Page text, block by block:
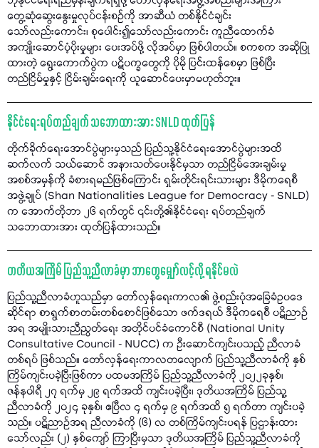
တွေ့ဆုံဆွေးနွေးမှုလုပ်ငန်းစဥ်ကို အာဆီယံ တစ်နိုင်ငံချင်း
သော်လည်းကောင်း၊ စုပေါင်း၍သော်လည်းကောင်း ကူညီထောက်ခံ
အကျိုးဆောင်ပံ့ပိုးမှုများ ပေးအပ်ဖို့ လိုအပ်မှာ ဖြစ်ပါတယ်။ စကစက အဆိုပြု
ထားတဲ့ ရွေးကောက်ပွဲက ပဋိပက္ခတွေကို ပိုမို ပြင်းထန်စေမှာ ဖြစ်ပြီး
တည်ငြိမ်မှုနှင့် ငြိမ်းချမ်းရေးကို ယူဆောင်ပေးမှာမဟုတ်ဘူး။
နိုင်ငံရေးရပ်တည်ချက် သဘောထားအား SNLD ထုတ်ပြန်
တိုက်ခိုက်ရေးအောင်ပွဲများမှသည် ပြည်သူ့နိုင်ငံရေးအောင်ပွဲများအထိ
ဆက်လက် သယ်ဆောင် အနားသတ်ပေးနိုင်မှသာ တည်ငြိမ်အေးချမ်းမှု
အစစ်အမှန်ကို ခံစားရမည်ဖြစ်ကြောင်း ရှမ်းတိုင်းရင်းသားများ ဒီမိုကရေစီ
အဖွဲ့ချုပ် (Shan Nationalities League for Democracy - SNLD)
က အောက်တိုဘာ ၂၆ ရက်တွင် ၎င်းတို့၏နိုင်ငံရေး ရပ်တည်ချက်
သဘောထားအား ထုတ်ပြန်ထားသည်။
တတိယအကြိမ် ပြည်သူ့ညီလာခံမှာ ဘာတွေမျှော်လင့်လို့ ရနိုင်မလဲ
ပြည်သူ့ညီလာခံဟူသည်မှာ တော်လှန်ရေးကာလ၏ ဖွဲ့စည်းပုံအခြေခံဥပဒေ
ဆိုင်ရာ စာရွက်စာတမ်းတစ်စောင်ဖြစ်သော ဖက်ဒရယ် ဒီမိုကရေစီ ပဋိညာဉ်
အရ အမျိုးသားညီညွတ်ရေး အတိုင်ပင်ခံကောင်စီ (National Unity
Consultative Council - NUCC) က ဦးဆောင်ကျင်းပသည့် ညီလာခံ
တစ်ရပ် ဖြစ်သည်။ တော်လှန်ရေးကာလတလျောက် ပြည်သူ့ညီလာခံကို နှစ်
ကြိမ်ကျင်းပခဲ့ပြီးဖြစ်ကာ ပထမအကြိမ် ပြည်သူ့ညီလာခံကို ၂၀၂၂ခုနှစ်၊
ဇန်နဝါရီ ၂၇ ရက်မှ ၂၉ ရက်အထိ ကျင်းပခဲ့ပြီး၊ ဒုတိယအကြိမ် ပြည်သူ့
ညီလာခံကို ၂၀၂၄ ခုနှစ်၊ ဧပြီလ ၄ ရက်မှ ၉ ရက်အထိ ၅ ရက်တာ ကျင်းပခဲ့
သည်။ ပဋိညာဉ်အရ ညီလာခံကို (၆) လ တစ်ကြိမ်ကျင်းပရန် ပြဌာန်းထား
သော်လည်း (၂) နှစ်ကျော် ကြာပြီးမှသာ ဒုတိယအကြိမ် ပြည်သူ့ညီလာခံကို